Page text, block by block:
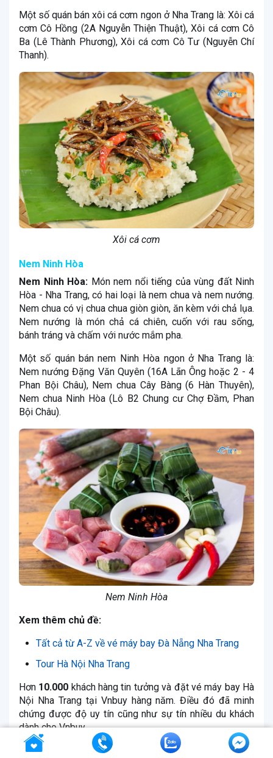
Một số quán bán xôi cá cơm ngon ở Nha Trang là: Xôi cá
cơm Cô Hồng (2A Nguyễn Thiện Thuật), Xôi cá cơm Cô
Ba (Lê Thành Phương), Xôi cá cơm Cô Tư (Nguyễn Chí
Thanh).
Xôi cá cơm
Nem Ninh Hòa
Nem Ninh Hòa: Món nem nổi tiếng của vùng đất Ninh
Hòa - Nha Trang, có hai loại là nem chua và nem nướng.
Nem chua có vị chua chua giòn giòn, ăn kèm với chả lụa.
Nem nướng là món chả cá chiên, cuốn với rau sống,
bánh tráng và chấm với nước mắm pha.
Một số quán bán nem Ninh Hòa ngon ở Nha Trang là:
Nem nướng Đặng Văn Quyên (16A Lãn Ông hoặc 2 - 4
Phan Bội Châu), Nem chua Cây Bàng (6 Hàn Thuyên),
Nem chua Ninh Hòa (Lô B2 Chung cư Chợ Đầm, Phan
Bội Châu).
Nem Ninh Hòa
Xem thêm chủ đề:
Tất cả từ A-Z về vé máy bay Đà Nẵng Nha Trang
Tour Hà Nội Nha Trang
Hơn 10.000 khách hàng tin tưởng và đặt vé máy bay Hà
Nội Nha Trang tại Vnbuy hàng năm. Điều đó đã minh
chứng được độ uy tín cũng như sự tín nhiều du khách
dành cho Vnbuy.
Bây giờ chính là thời điểm thích hợp nhất để
đặt vé máy